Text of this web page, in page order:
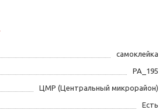
самоклейка
PA_195
ЦМР (Центральный микрорайон)
Есть